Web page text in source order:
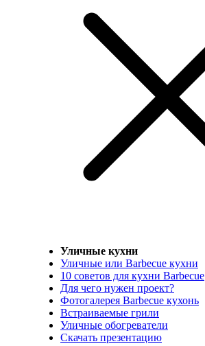
Уличные кухни
Уличные или Barbecue кухни
10 советов для кухни Barbecue
Для чего нужен проект?
Фотогалерея Barbecue кухонь
Встраиваемые грили
Уличные обогреватели
Скачать презентацию